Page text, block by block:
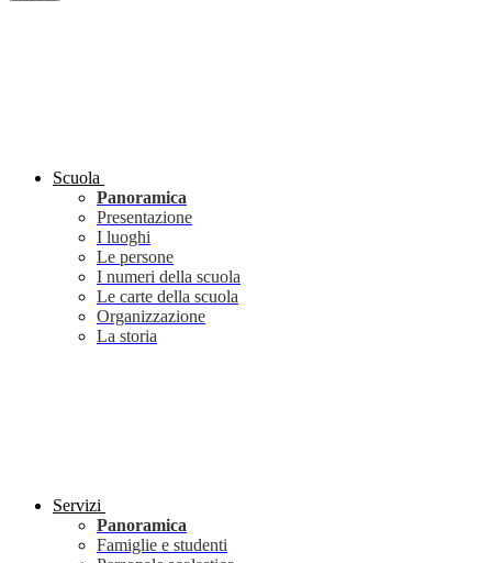
Scuola
Panoramica
Presentazione
I luoghi
Le persone
I numeri della scuola
Le carte della scuola
Organizzazione
La storia
Servizi
Panoramica
Famiglie e studenti